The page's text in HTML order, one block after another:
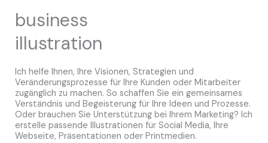
business
illustration
Ich helfe Ihnen, Ihre Visionen, Strategien und
Veränderungsprozesse für Ihre Kunden oder Mitarbeiter
zugänglich zu machen. So schaffen Sie ein gemeinsames
Verständnis und Begeisterung für Ihre Ideen und Prozesse.
Oder brauchen Sie Unterstützung bei Ihrem Marketing? Ich
erstelle passende Illustrationen für Social Media, Ihre
Webseite, Präsentationen oder Printmedien.